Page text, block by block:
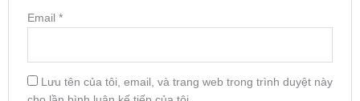
Email *
Lưu tên của tôi, email, và trang web trong trình duyệt này